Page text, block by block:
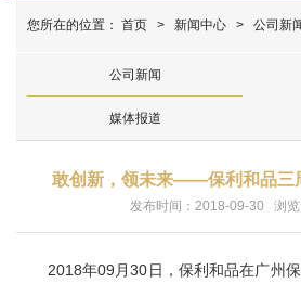
您所在的位置： 首页 > 新闻中心 > 公司新
公司新闻
媒体报道
敢创新，领未来——保利和品三
发布时间：2018-09-30 浏
2018年09月30日，保利和品在广州保